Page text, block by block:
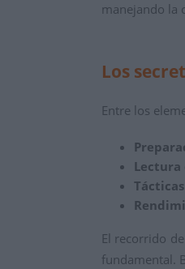
manejando la
Los
Entre los
El recorrido
fundamental.